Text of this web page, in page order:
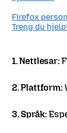
Firefox
Treng du
1. Nettlesar:
2. Plattform:
3. Språk: